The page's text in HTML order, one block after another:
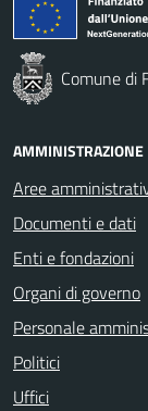
Comune di
AMMINISTRAZIONE
Aree
Documenti e dati
Enti e fondazioni
Organi di governo
Personale
Politici
Uffici